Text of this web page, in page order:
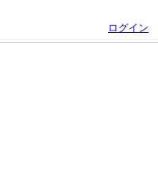
ログイン